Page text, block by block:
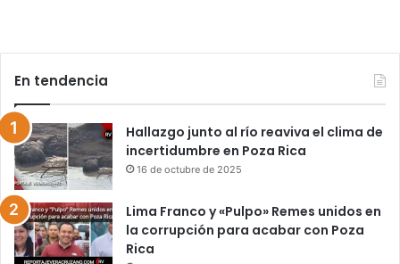
En tendencia
Hallazgo junto al río reaviva el clima de
incertidumbre en Poza Rica
16 de octubre de 2025
Lima Franco y «Pulpo» Remes unidos en
la corrupción para acabar con Poza
Rica